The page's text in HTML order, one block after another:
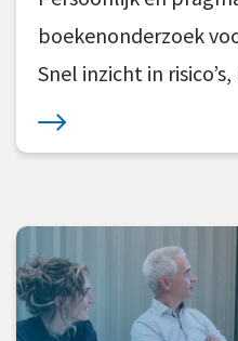
boekenonderzoek
Snel inzicht in risico’s,